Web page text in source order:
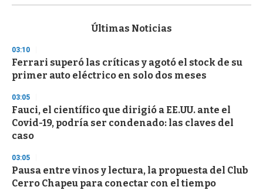
s
d
s
o
f
3
s
e
c
o
d
s
Últimas Noticias
03:10
Ferrari superó las críticas y agotó el stock de su
primer auto eléctrico en solo dos meses
03:05
Fauci, el científico que dirigió a EE.UU. ante el
Covid-19, podría ser condenado: las claves del
caso
03:05
Pausa entre vinos y lectura, la propuesta del Club
Cerro Chapeu para conectar con el tiempo